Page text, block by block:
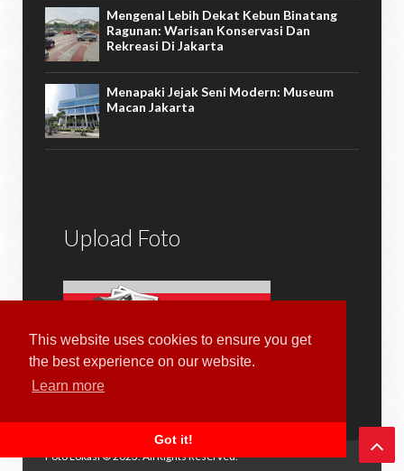
This website uses cookies to ensure you get
the best experience on our website.
Learn more
Got it!
Mengenal Lebih Dekat Kebun Binatang
Ragunan: Warisan Konservasi Dan
Rekreasi Di Jakarta
Menapaki Jejak Seni Modern: Museum
Macan Jakarta
Upload Foto
Kami menerima kiriman foto lokasi dan tempat di
daerah Anda, foto apa saja dan dimana saja.
Foto Lokasi© 2023. All Rights Reserved.